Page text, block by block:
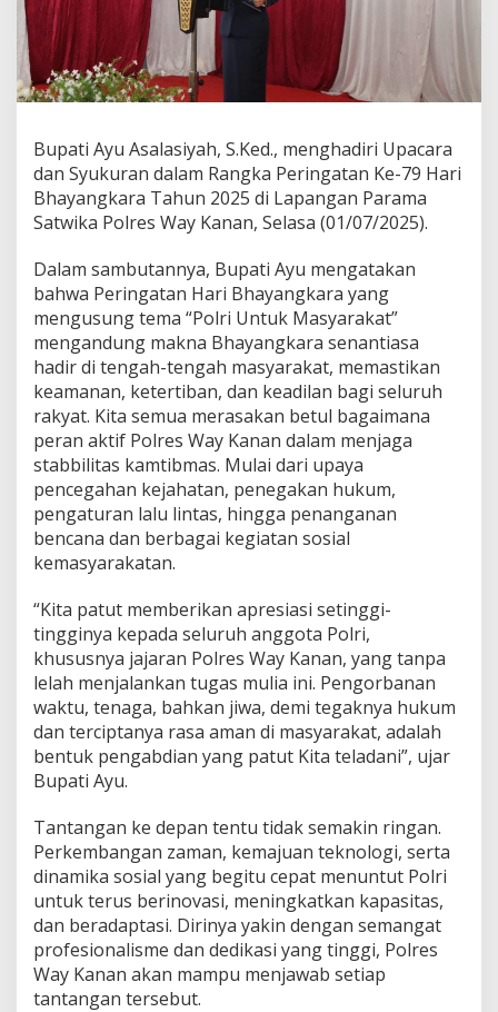
d
i
c
a
r
a
D
n
S
y
u
k
u
r
a
n
H
U
T
B
h
n
g
k
r
a
K
e
T
a
h
u
n
Bupati Ayu Asalasiyah, S.Ked., menghadiri Upacara
dan Syukuran dalam Rangka Peringatan Ke-79 Hari
Bhayangkara Tahun 2025 di Lapangan Parama
Satwika Polres Way Kanan, Selasa (01/07/2025).
Dalam sambutannya, Bupati Ayu mengatakan
bahwa Peringatan Hari Bhayangkara yang
mengusung tema “Polri Untuk Masyarakat”
mengandung makna Bhayangkara senantiasa
hadir di tengah-tengah masyarakat, memastikan
keamanan, ketertiban, dan keadilan bagi seluruh
rakyat. Kita semua merasakan betul bagaimana
peran aktif Polres Way Kanan dalam menjaga
stabbilitas kamtibmas. Mulai dari upaya
pencegahan kejahatan, penegakan hukum,
pengaturan lalu lintas, hingga penanganan
bencana dan berbagai kegiatan sosial
kemasyarakatan.
“Kita patut memberikan apresiasi setinggi-
tingginya kepada seluruh anggota Polri,
khususnya jajaran Polres Way Kanan, yang tanpa
lelah menjalankan tugas mulia ini. Pengorbanan
waktu, tenaga, bahkan jiwa, demi tegaknya hukum
dan terciptanya rasa aman di masyarakat, adalah
bentuk pengabdian yang patut Kita teladani”, ujar
Bupati Ayu.
Tantangan ke depan tentu tidak semakin ringan.
Perkembangan zaman, kemajuan teknologi, serta
dinamika sosial yang begitu cepat menuntut Polri
untuk terus berinovasi, meningkatkan kapasitas,
dan beradaptasi. Dirinya yakin dengan semangat
profesionalisme dan dedikasi yang tinggi, Polres
Way Kanan akan mampu menjawab setiap
tantangan tersebut.